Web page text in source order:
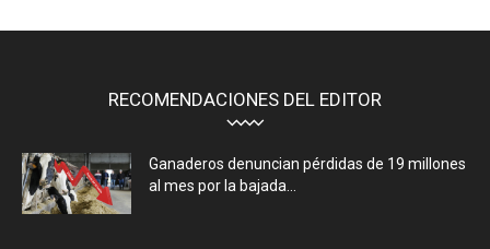
RECOMENDACIONES DEL EDITOR
Ganaderos denuncian pérdidas de 19 millones
al mes por la bajada...